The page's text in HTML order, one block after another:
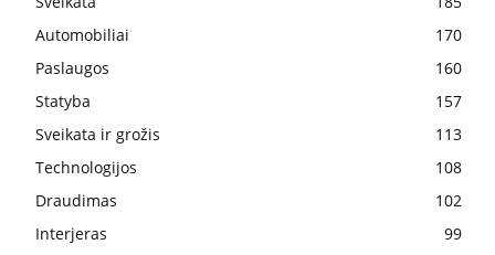
Automobiliai
170
Paslaugos
160
Statyba
157
Sveikata ir grožis
113
Technologijos
108
Draudimas
102
Interjeras
99